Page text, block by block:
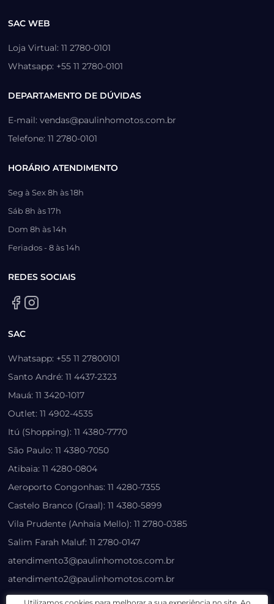
SAC WEB
Loja Virtual: 11 2780-0101
Whatsapp: +55 11 2780-0101
DEPARTAMENTO DE DÚVIDAS
E-mail: vendas@paulinhomotos.com.br
Telefone: 11 2780-0101
HORÁRIO ATENDIMENTO
Seg à Sex 8h às 18h
Sáb 8h às 17h
Dom 8h às 14h
Feriados - 8 às 14h
REDES SOCIAIS
SAC
Whatsapp: +55 11 27800101
Santo André: 11 4437-2323
Mauá: 11 3420-1017
Outlet: 11 4902-4535
Itú (Shopping): 11 4380-7770
São Paulo: 11 4380-7050
Atibaia: 11 4280-0804
Aeroporto Congonhas: 11 4280-7355
Castelo Branco (Graal): 11 4380-5899
Vila Prudente (Anhaia Mello): 11 2780-0385
Salim Farah Maluf: 11 2780-0147
atendimento3@paulinhomotos.com.br
atendimento2@paulinhomotos.com.br